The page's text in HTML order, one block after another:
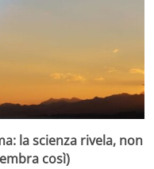
la scienza rivela, non
così)